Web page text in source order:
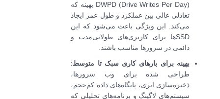
DWPD (Drive Writes Per Day) بهینه که
تعادلی عالی بین عملکرد و طول عمر ایجاد
می‌کند. این ویژگی باعث می‌شود که این
SSDها برای کاربری‌های طولانی‌مدت و
دائمی در سرورها مناسب باشند.
بهینه برای بارهای کاری سبک تا متوسط:
طراحی شده برای وب سرورها،
ذخیره‌سازی ابری، پایگاه‌های داده کم‌حجم،
سیستم‌های لاگینگ و برنامه‌های تحلیلی که